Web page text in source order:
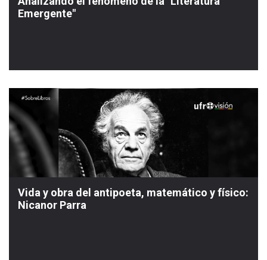
Emergente"
Vida y obra del antipoeta, matemático y físico:
Nicanor Parra